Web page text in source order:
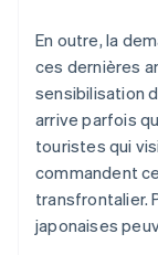
En outre, la
ces dernières
sensibilisation
arrive parfois
touristes qui
commandent
transfrontalier.
japonaises